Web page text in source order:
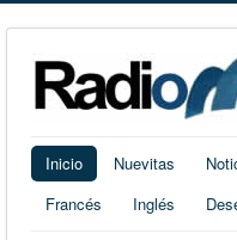
Inicio Nuevitas
Francés
Inglés